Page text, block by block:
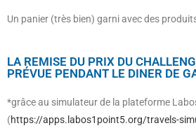
Un panier (très bien) garni avec des
LA REMISE DU PRIX DU
PRÉVUE PENDANT LE DINER DE
*grâce au simulateur de la plateforme
(https://apps.labos1point5.org/travels-